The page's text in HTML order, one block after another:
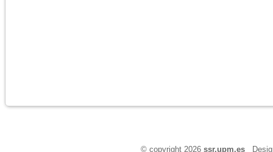
© copyright 2026 ssr.upm.es